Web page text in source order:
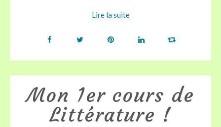
Lire la suite
Mon 1er cours de
Littérature !